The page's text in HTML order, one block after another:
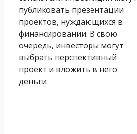
публиковать презентации
проектов, нуждающихся в
финансировании. В свою
очередь, инвесторы могут
выбрать перспективный
проект и вложить в него
деньги.